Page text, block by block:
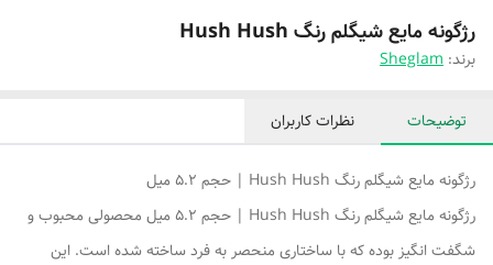
رژگونه مایع شیگلم رنگ Hush Hush
برند: Sheglam
توضیحات نظرات کاربران
رژگونه مایع شیگلم رنگ Hush Hush | حجم 5.2 میل
رژگونه مایع شیگلم رنگ Hush Hush | حجم 5.2 میل محصولی محبوب و
شگفت انگیز بوده که با ساختاری منحصر به فرد ساخته شده است. این